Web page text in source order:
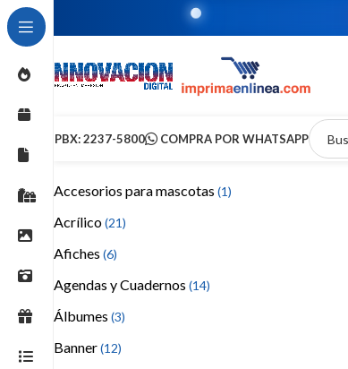
PBX: 2237-5800 COMPRA POR WHATSAPP
Accesorios para mascotas (1)
Acrílico(21)
Afiches (6)
Agendas y Cuadernos (14)
Álbumes (3)
Banner(12)